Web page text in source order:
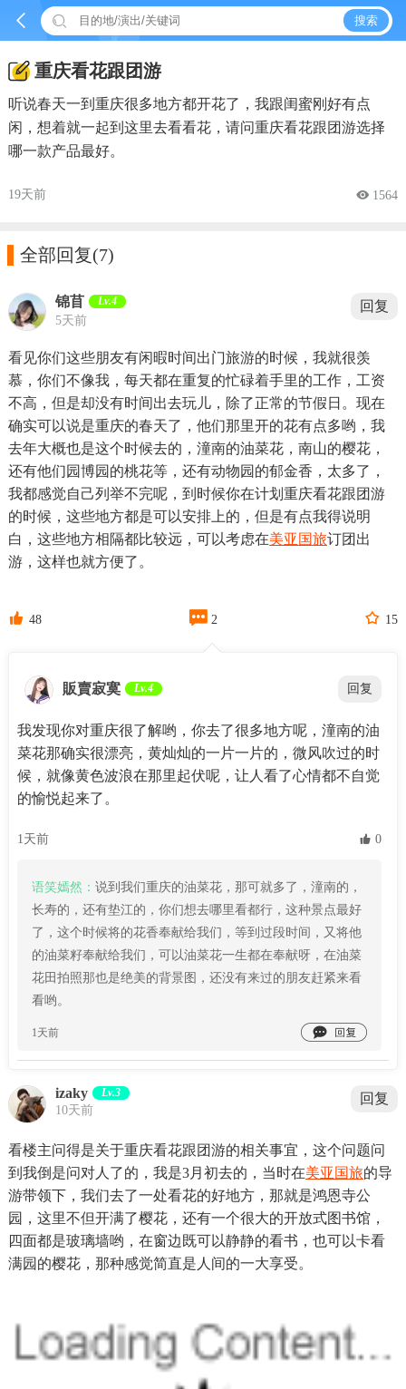
  搜索
重庆看花跟团游
听说春天一到重庆很多地方都开花了，我跟闺蜜刚好有点
闲，想着就一起到这里去看看花，请问重庆看花跟团游选择
哪一款产品最好。
19天前  1564
全部回复(7)
锦苜 Lv.4
5天前
回复
看见你们这些朋友有闲暇时间出门旅游的时候，我就很羡
慕，你们不像我，每天都在重复的忙碌着手里的工作，工资
不高，但是却没有时间出去玩儿，除了正常的节假日。现在
确实可以说是重庆的春天了，他们那里开的花有点多哟，我
去年大概也是这个时候去的，潼南的油菜花，南山的樱花，
还有他们园博园的桃花等，还有动物园的郁金香，太多了，
我都感觉自己列举不完呢，到时候你在计划重庆看花跟团游
的时候，这些地方都是可以安排上的，但是有点我得说明
白，这些地方相隔都比较远，可以考虑在美亚国旅订团出
游，这样也就方便了。
 48  2  15
販賣寂寞 Lv.4 回复
我发现你对重庆很了解哟，你去了很多地方呢，潼南的油
菜花那确实很漂亮，黄灿灿的一片一片的，微风吹过的时
候，就像黄色波浪在那里起伏呢，让人看了心情都不自觉
的愉悦起来了。
1天前  0
语笑嫣然： 说到我们重庆的油菜花，那可就多了，潼南的，
长寿的，还有垫江的，你们想去哪里看都行，这种景点最好
了，这个时候将的花香奉献给我们，等到过段时间，又将他
的油菜籽奉献给我们，可以油菜花一生都在奉献呀，在油菜
花田拍照那也是绝美的背景图，还没有来过的朋友赶紧来看
看哟。
1天前 
izaky Lv.3
10天前
回复
看楼主问得是关于重庆看花跟团游的相关事宜，这个问题问
到我倒是问对人了的，我是3月初去的，当时在美亚国旅的导
游带领下，我们去了一处看花的好地方，那就是鸿恩寺公
园，这里不但开满了樱花，还有一个很大的开放式图书馆，
四面都是玻璃墙哟，在窗边既可以静静的看书，也可以卡看
满园的樱花，那种感觉简直是人间的一大享受。
【重庆江北区鸿恩寺鸿恩阁】